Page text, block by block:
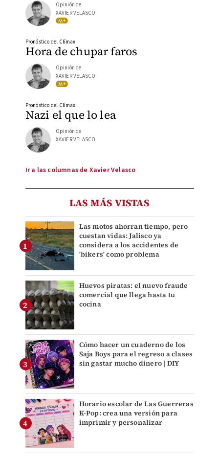
Opinión de
XAVIER VELASCO
Hora de chupar faros
Pronóstico del Clímax
Opinión de
XAVIER VELASCO
Nazi el que lo lea
Pronóstico del Clímax
Opinión de
XAVIER VELASCO
Ir a las columnas de Xavier Velasco
LAS MÁS VISTAS
Las motos ahorran tiempo, pero
cuestan vidas: Jalisco ya
considera a los accidentes de
'bikers' como problema
Huevos piratas: el nuevo fraude
comercial que llega hasta tu
cocina
Cómo hacer un cuaderno de los
Saja Boys para el regreso a clases
sin gastar mucho dinero | DIY
Horario escolar de Las Guerreras
K-Pop: crea una versión para
imprimir y personalizar